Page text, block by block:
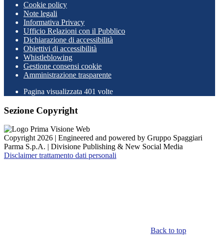
Cookie policy
Note legali
Informativa Privacy
Ufficio Relazioni con il Pubblico
Dichiarazione di accessibilità
Obiettivi di accessibilità
Whistleblowing
Gestione consensi cookie
Amministrazione trasparente
Pagina visualizzata 401 volte
Sezione Copyright
Copyright 2026 | Engineered and powered by Gruppo Spaggiari
Parma S.p.A. | Divisione Publishing & New Social Media
Disclaimer trattamento dati personali
Back to top